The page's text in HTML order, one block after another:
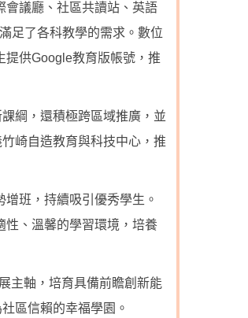
會議廳、社區共讀站、英語
足了各科教學的需求。數位
提供Google教育版帳號，推
綱，還積極跨區域推廣，並
崎自造教育與科技中心，推
班，持續吸引優秀學生。
性、溫馨的學習環境，培養
主軸，培育具備前瞻創新能
區信賴的幸福學園。